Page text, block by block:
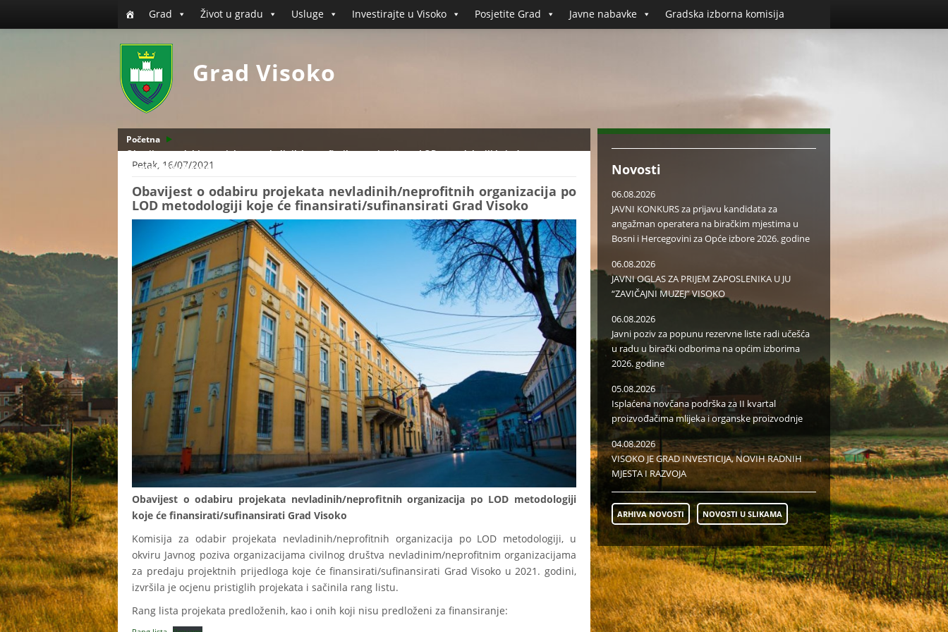
Grad Život u gradu Usluge Investirajte u Visoko Posjetite Grad Javne nabavke Gradska izborna komisija
Grad Visoko
Početna
Obavijest o odabiru projekata nevladinih/neprofitnih organizacija po LOD metodologiji koje će
finansirati/sufinansirati Grad Visoko
Petak, 16/07/2021
Obavijest o odabiru projekata nevladinih/neprofitnih organizacija po
LOD metodologiji koje će finansirati/sufinansirati Grad Visoko
Obavijest o odabiru projekata nevladinih/neprofitnih organizacija po LOD metodologiji
koje će finansirati/sufinansirati Grad Visoko
Komisija za odabir projekata nevladinih/neprofitnih organizacija po LOD metodologiji, u
okviru Javnog poziva organizacijama civilnog društva nevladinim/neprofitnim organizacijama
za predaju projektnih prijedloga koje će finansirati/sufinansirati Grad Visoko u 2021. godini,
izvršila je ocjenu pristiglih projekata i sačinila rang listu.
Rang lista projekata predloženih, kao i onih koji nisu predloženi za finansiranje:
Novosti
06.08.2026
JAVNI KONKURS za prijavu kandidata za
angažman operatera na biračkim mjestima u
Bosni i Hercegovini za Opće izbore 2026. godine
06.08.2026
JAVNI OGLAS ZA PRIJEM ZAPOSLENIKA U JU
“ZAVIČAJNI MUZEJ” VISOKO
06.08.2026
Javni poziv za popunu rezervne liste radi učešća
u radu u birački odborima na općim izborima
2026. godine
05.08.2026
Isplaćena novčana podrška za II kvartal
proizvođačima mlijeka i organske proizvodnje
04.08.2026
VISOKO JE GRAD INVESTICIJA, NOVIH RADNIH
MJESTA I RAZVOJA
ARHIVA NOVOSTI NOVOSTI U SLIKAMA